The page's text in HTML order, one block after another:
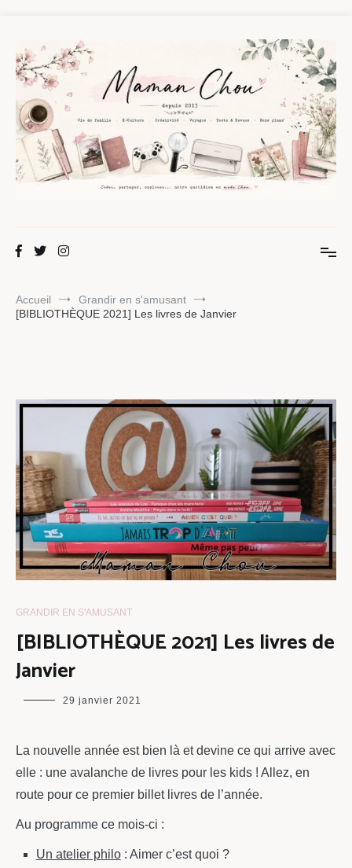
contenu
Maman Chou
Accueil
Grandir en s'amusant
[BIBLIOTHÈQUE 2021] Les livres de Janvier
GRANDIR EN S'AMUSANT
[BIBLIOTHÈQUE 2021] Les livres de
Janvier
maman
29 janvier 2021
La nouvelle année est bien là et devine ce qui arrive avec
elle : une avalanche de livres pour les kids ! Allez, en
route pour ce premier billet livres de l’année.
Au programme ce mois-ci :
Un atelier philo: Aimer c’est quoi ?